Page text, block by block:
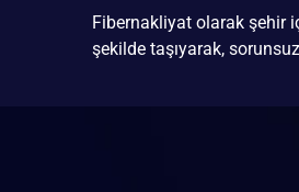
Fibernakliyat olarak şehir
şekilde taşıyarak,